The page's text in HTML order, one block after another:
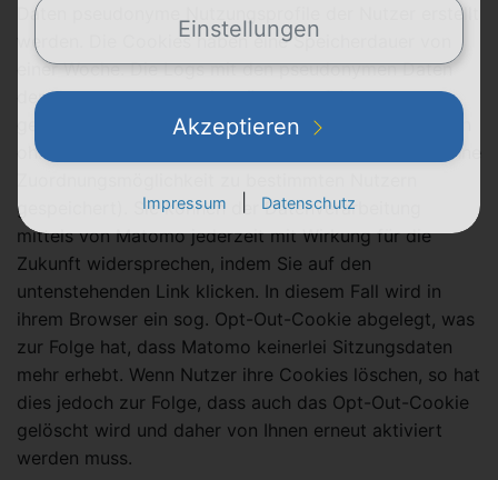
Daten pseudonyme Nutzungsprofile der Nutzer erstellt
werden. Die Cookies haben eine Speicherdauer von
einer Woche. Die Logs mit den pseudonymen Daten
der Nutzer werden nach spätestens 6 Monaten
gelöscht oder alternativ anonymisiert (d.h. sie werden
ohne eine pseudonyme Nutzerkennung und damit ohne
gespeichert). Sie können der Datenverarbeitung
mittels von Matomo jederzeit mit Wirkung für die
Zukunft widersprechen, indem Sie auf den
untenstehenden Link klicken. In diesem Fall wird in
ihrem Browser ein sog. Opt-Out-Cookie abgelegt, was
zur Folge hat, dass Matomo keinerlei Sitzungsdaten
mehr erhebt. Wenn Nutzer ihre Cookies löschen, so hat
dies jedoch zur Folge, dass auch das Opt-Out-Cookie
gelöscht wird und daher von Ihnen erneut aktiviert
werden muss.
Einstellungen
Akzeptieren
Impressum Datenschutz